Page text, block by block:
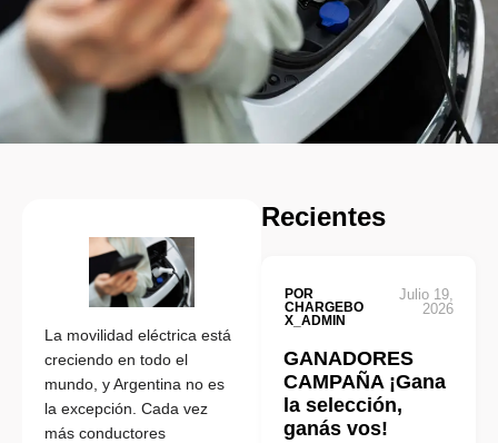
La movilidad eléctrica está
creciendo en todo el
mundo, y Argentina no es
la excepción. Cada vez
más conductores
Recientes
POR
CHARGEBO
X_ADMIN
Julio 19,
2026
GANADORES
CAMPAÑA ¡Gana
la selección,
ganás vos!